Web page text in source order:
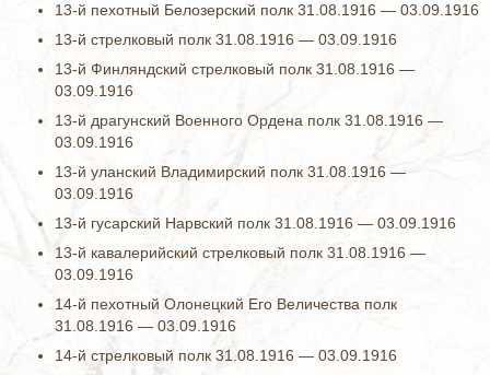
13-й пехотный Белозерский полк 31.08.1916 — 03.09.1916
13-й стрелковый полк 31.08.1916 — 03.09.1916
13-й Финляндский стрелковый полк 31.08.1916 —
03.09.1916
13-й драгунский Военного Ордена полк 31.08.1916 —
03.09.1916
13-й уланский Владимирский полк 31.08.1916 —
03.09.1916
13-й гусарский Нарвский полк 31.08.1916 — 03.09.1916
13-й кавалерийский стрелковый полк 31.08.1916 —
03.09.1916
14-й пехотный Олонецкий Его Величества полк
31.08.1916 — 03.09.1916
14-й стрелковый полк 31.08.1916 — 03.09.1916